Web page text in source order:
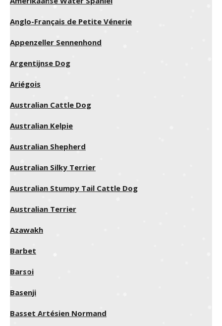
Anglo-Français de Petite Vénerie
Appenzeller Sennenhond
Argentijnse Dog
Ariégois
Australian Cattle Dog
Australian Kelpie
Australian Shepherd
Australian Silky Terrier
Australian Stumpy Tail Cattle Dog
Australian Terrier
Azawakh
Barbet
Barsoi
Basenji
Basset Artésien Normand